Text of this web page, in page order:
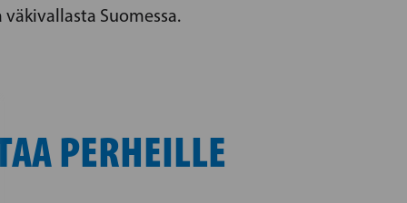
Suomessa.
PERHEILLE